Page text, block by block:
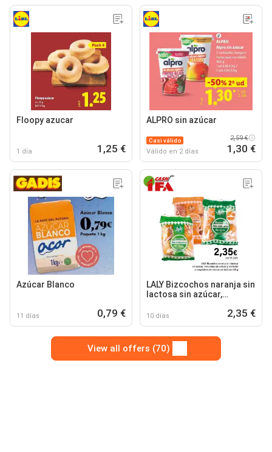
Floopy azucar
1 día 1,25 €
ALPRO sin azúcar
Casi válido
Válido en 2 días
2,59 €
1,30 €
Azúcar Blanco
11 días 0,79 €
LALY Bizcochos naranja sin
lactosa sin azúcar,
leche o magdalena sin
10 días 2,35 €
View all offers (70)